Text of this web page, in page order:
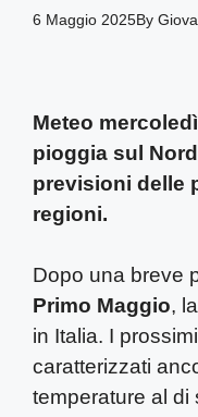
6 Maggio 2025By
Meteo
pioggia sul
previsioni delle
regioni.
Dopo una breve
Primo Maggio,
in Italia. I
caratterizzati
temperature al di